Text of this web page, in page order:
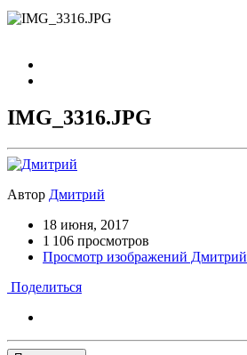
IMG_3316.JPG
Автор Дмитрий
18 июня, 2017
1 106 просмотров
Просмотр изображений Дмитрий
Поделиться